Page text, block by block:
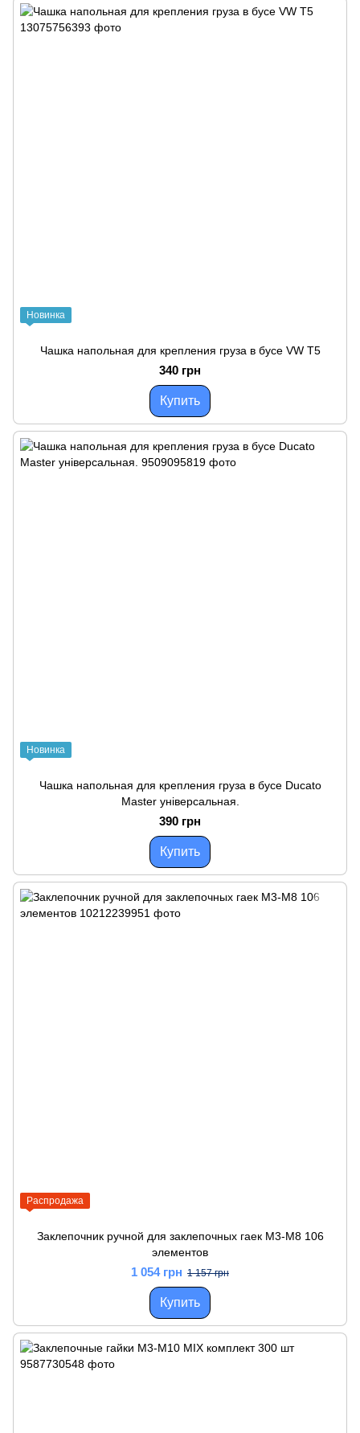
Новинка
Чашка напольная для крепления груза в бусе VW T5
340 грн
Купить
Новинка
Чашка напольная для крепления груза в бусе Ducato
Master універсальная.
390 грн
Купить
Распродажа
Заклепочник ручной для заклепочных гаек M3-M8 106
элементов
1 054 грн 1 157 грн
Купить